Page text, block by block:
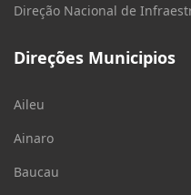
Direção Nacional de
Direções Municipios
Aileu
Ainaro
Baucau